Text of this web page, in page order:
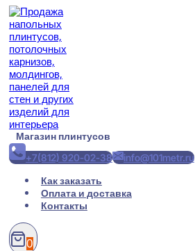
Перейти
содержимому
Магазин плинтусов
+7(812) 920-02-38
info@101metr.ru
Как заказать
Оплата и доставка
Контакты
0